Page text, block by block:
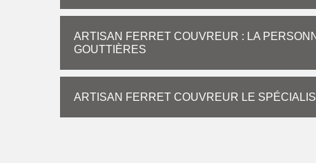
ARTISAN FERRET COUVREUR : LA
GOUTTIÈRES
ARTISAN FERRET COUVREUR LE